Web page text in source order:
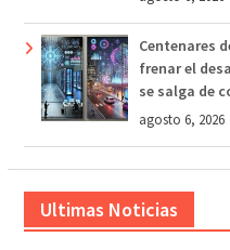
Centenares
frenar el
se salga de
agosto 6, 2026
Ultimas Noticias